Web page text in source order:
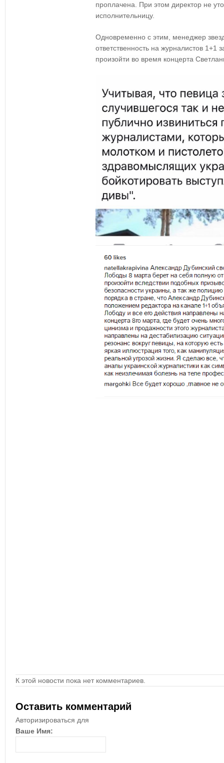
проплачена. При этом директор не
исполнительницу.
Одновременно с этим, менеджер
ответственность на журналистов 1+1
произойти во время концерта
К этой новости пока нет комментариев.
Оставить комментарий
Авторизироваться для
Ваше Имя: